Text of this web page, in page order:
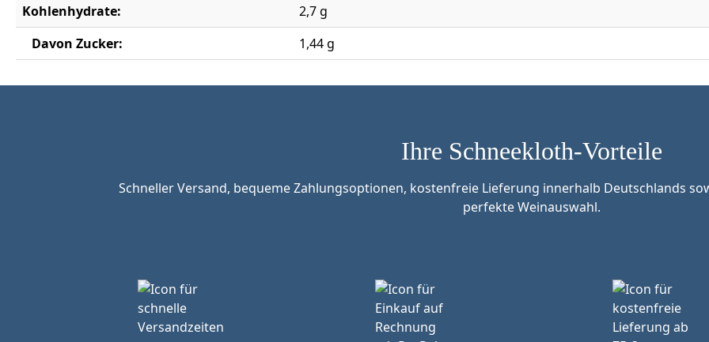
Kohlenhydrate:
2,7 g
Davon Zucker:
1,44 g
Ihre Schneekloth-Vorteile
Schneller Versand, bequeme Zahlungsoptionen, kostenfreie Lieferung innerhalb Deutschlands
perfekte Weinauswahl.